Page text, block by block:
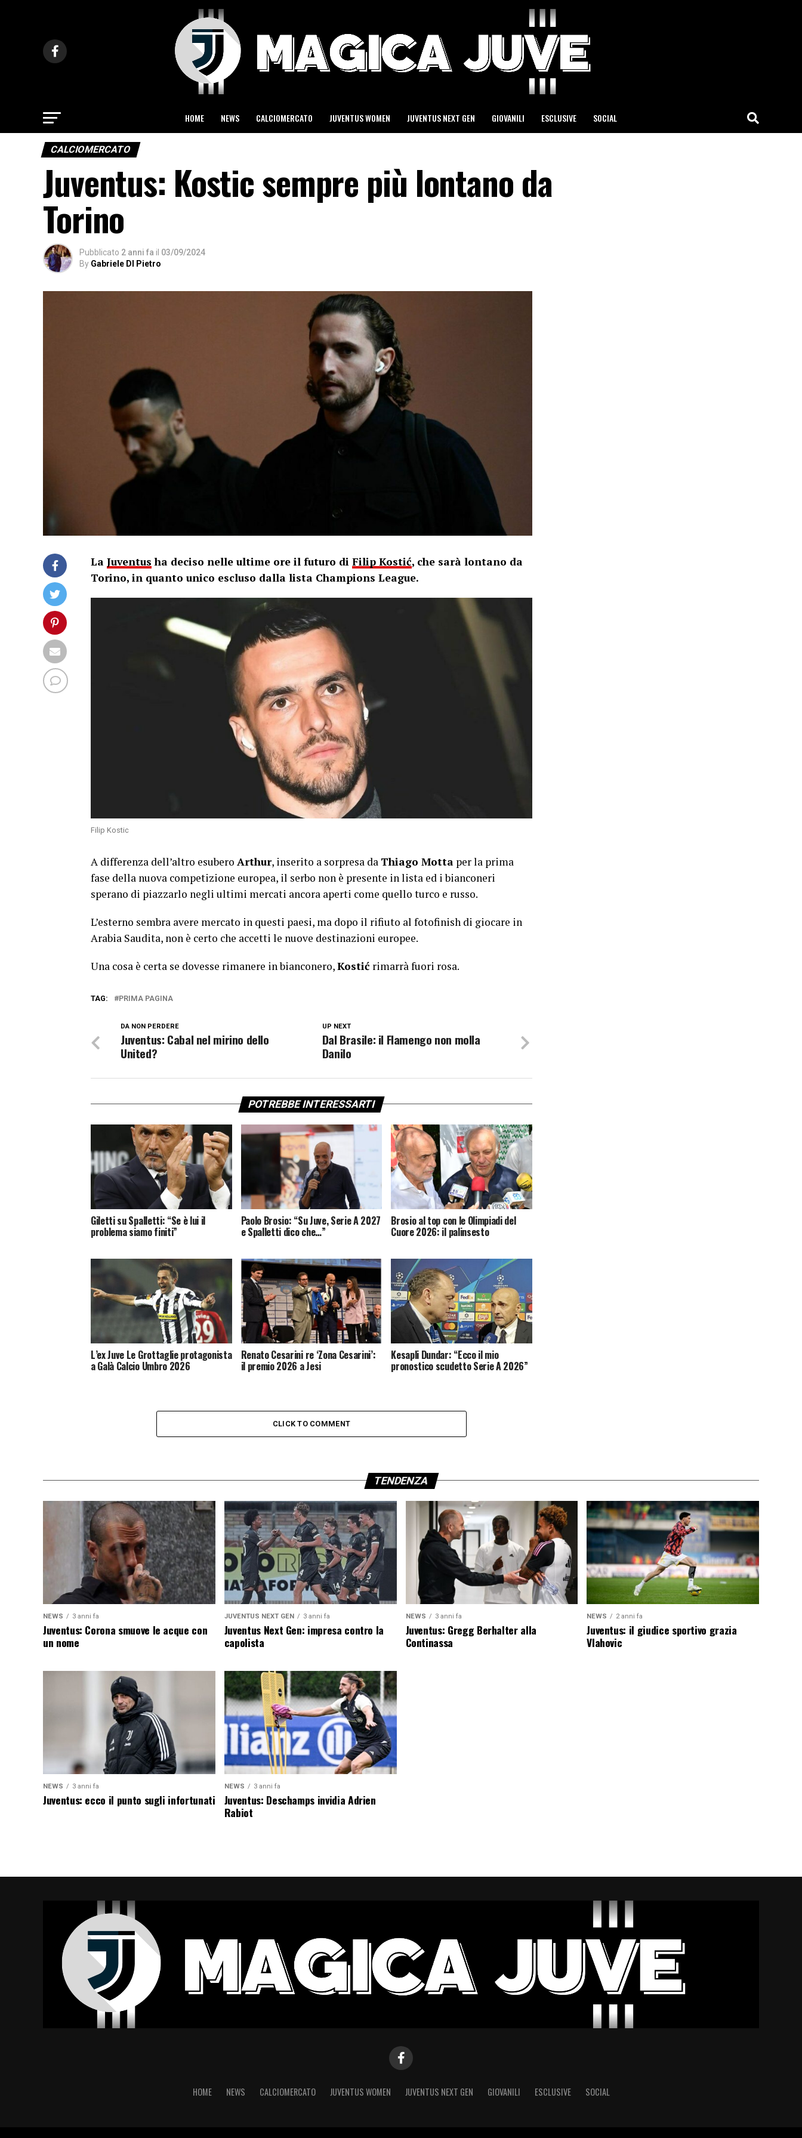
HOME NEWS CALCIOMERCATO JUVENTUS WOMEN JUVENTUS NEXT GEN GIOVANILI ESCLUSIVE SOCIAL
CALCIOMERCATO
Juventus: Kostic sempre più lontano da
Torino
Pubblicato 2 anni fa il 03/09/2024
By Gabriele DI Pietro
La Juventus ha deciso nelle ultime ore il futuro di Filip Kostić, che sarà lontano da
Torino, in quanto unico escluso dalla lista Champions League.
Filip Kostic
A differenza dell’altro esubero Arthur, inserito a sorpresa da Thiago Motta per la prima
fase della nuova competizione europea, il serbo non è presente in lista ed i bianconeri
sperano di piazzarlo negli ultimi mercati ancora aperti come quello turco e russo.
L’esterno sembra avere mercato in questi paesi, ma dopo il rifiuto al fotofinish di giocare in
Arabia Saudita, non è certo che accetti le nuove destinazioni europee.
Una cosa è certa se dovesse rimanere in bianconero,Kostić rimarrà fuori rosa.
TAG: PRIMA PAGINA
UP NEXT
Dal Brasile: il Flamengo non molla
Danilo
DA NON PERDERE
Juventus: Cabal nel mirino dello
United?
POTREBBE INTERESSARTI
Giletti su Spalletti: “Se è lui il
problema siamo finiti”
Paolo Brosio: “Su Juve, Serie A 2027
e Spalletti dico che…”
Brosio al top con le Olimpiadi del
Cuore 2026: il palinsesto
L’ex Juve Le Grottaglie protagonista
a Galà Calcio Umbro 2026
Renato Cesarini re ‘Zona Cesarini’:
il premio 2026 a Jesi
Kesapli Dundar: “Ecco il mio
pronostico scudetto Serie A 2026”
CLICK TO COMMENT
TENDENZA
NEWS 3 anni fa
Juventus: Corona smuove le acque con
un nome
JUVENTUS NEXT GEN 3 anni fa
Juventus Next Gen: impresa contro la
capolista
NEWS 3 anni fa
Juventus: Gregg Berhalter alla
Continassa
NEWS 2 anni fa
Juventus: il giudice sportivo grazia
Vlahovic
NEWS 3 anni fa
Juventus: ecco il punto sugli infortunati
NEWS 3 anni fa
Juventus: Deschamps invidia Adrien
Rabiot
HOME NEWS CALCIOMERCATO JUVENTUS WOMEN JUVENTUS NEXT GEN GIOVANILI ESCLUSIVE SOCIAL